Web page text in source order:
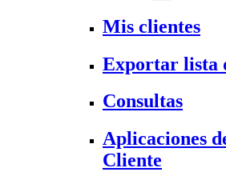
Mis clientes
Exportar lista
Consultas
Aplicaciones
Cliente